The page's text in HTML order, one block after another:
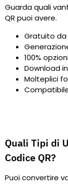
Guarda quali
QR puoi avere.
Gratuito da
100%
Download
Molteplici
Quali Tipi di
Codice QR?
Puoi convertire